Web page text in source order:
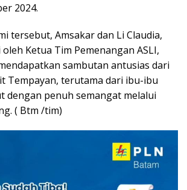
2024.
tersebut, Amsakar dan Li Claudia,
Ketua Tim Pemenangan ASLI,
sambutan antusias dari
Tempayan, terutama dari ibu-ibu
dengan penuh semangat melalui
( Btm /tim)